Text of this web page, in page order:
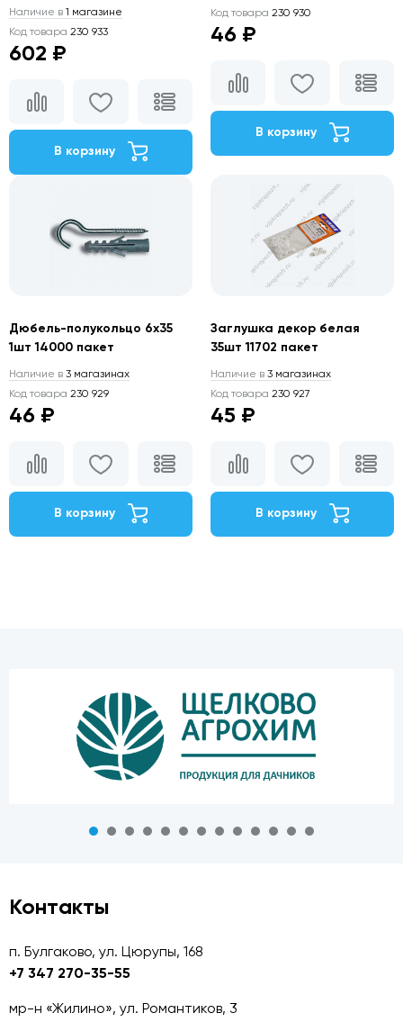
Наличие в 1 магазине
Код товара 230 933
602 ₽
В корзину
Код товара 230 930
46 ₽
В корзину
Дюбель-полукольцо 6х35
1шт 14000 пакет
Наличие в 3 магазинах
Код товара 230 929
46 ₽
В корзину
Заглушка декор белая
35шт 11702 пакет
Наличие в 3 магазинах
Код товара 230 927
45 ₽
В корзину
Контакты
п. Булгаково, ул. Цюрупы, 168
+7 347 270-35-55
мр-н «Жилино», ул. Романтиков, 3